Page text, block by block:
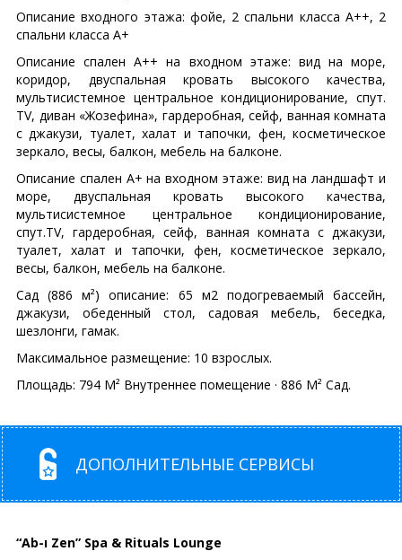
Описание входного этажа: фойе, 2 спальни класса A++, 2
спальни класса A+
Описание спален A++ на входном этаже: вид на море,
коридор, двуспальная кровать высокого качества,
мультисистемное центральное кондиционирование, спут.
TV, диван «Жозефина», гардеробная, сейф, ванная комната
с джакузи, туалет, халат и тапочки, фен, косметическое
зеркало, весы, балкон, мебель на балконе.
Описание спален A+ на входном этаже: вид на ландшафт и
море, двуспальная кровать высокого качества,
мультисистемное центральное кондиционирование,
спут.TV, гардеробная, сейф, ванная комната с джакузи,
туалет, халат и тапочки, фен, косметическое зеркало,
весы, балкон, мебель на балконе.
Сад (886 м²) описание: 65 м2 подогреваемый бассейн,
джакузи, oбеденный стол, садовая мебель, беседка,
шезлонги, гамак.
Максимальное размещение: 10 взрослыx.
Площадь: 794 М² Внутреннее помещение · 886 М² Сад.
ДОПОЛНИТЕЛЬНЫЕ СЕРВИСЫ
“Ab-ı Zen” Spa & Rituals Lounge